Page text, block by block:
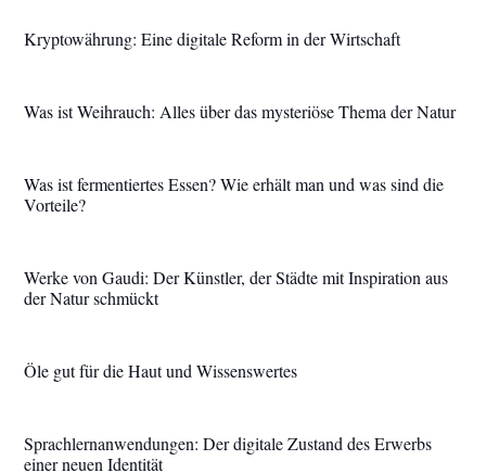
Kryptowährung: Eine digitale Reform in der Wirtschaft
Was ist Weihrauch: Alles über das mysteriöse Thema der Natur
Was ist fermentiertes Essen? Wie erhält man und was sind die
Vorteile?
Werke von Gaudi: Der Künstler, der Städte mit Inspiration aus
der Natur schmückt
Öle gut für die Haut und Wissenswertes
Sprachlernanwendungen: Der digitale Zustand des Erwerbs
einer neuen Identität